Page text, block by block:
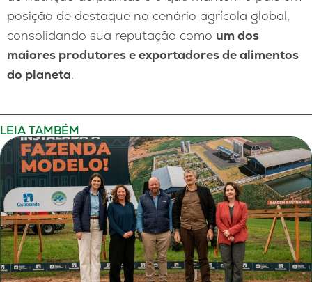
posição de destaque no cenário agrícola global,
consolidando sua reputação como um dos
maiores produtores e exportadores de alimentos
do planeta.
LEIA TAMBÉM